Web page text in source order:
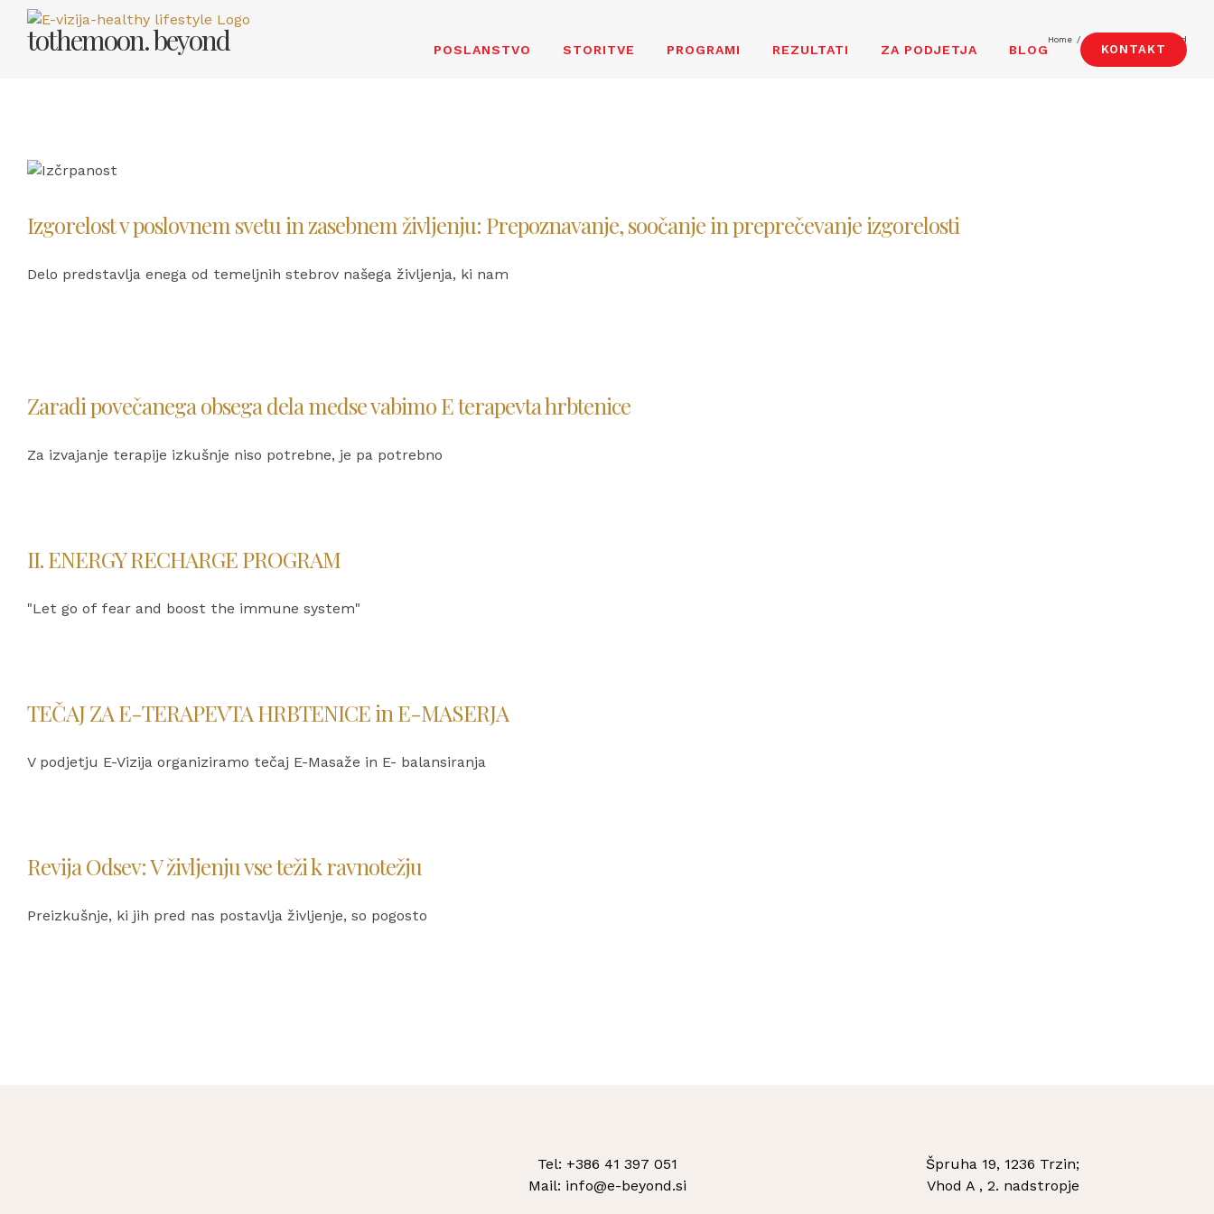
Skip
content
POSLANSTVO STORITVE PROGRAMI REZULTATI ZA PODJETJA BLOG KONTAKT
tothemoon. beyond Home / Tag: tothemoon. beyond
Izgorelost v poslovnem svetu in zasebnem življenju: Prepoznavanje, soočanje in preprečevanje izgorelosti
Delo predstavlja enega od temeljnih stebrov našega življenja, ki nam
Zaradi povečanega obsega dela medse vabimo E terapevta hrbtenice
Za izvajanje terapije izkušnje niso potrebne, je pa potrebno
II. ENERGY RECHARGE PROGRAM
"Let go of fear and boost the immune system"
TEČAJ ZA E-TERAPEVTA HRBTENICE in E-MASERJA
V podjetju E-Vizija organiziramo tečaj E-Masaže in E- balansiranja
Revija Odsev: V življenju vse teži k ravnotežju
Preizkušnje, ki jih pred nas postavlja življenje, so pogosto
Tel: +386 41 397 051
Mail: info@e-beyond.si
Špruha 19, 1236 Trzin;
Vhod A , 2. nadstropje